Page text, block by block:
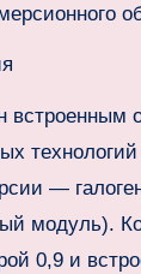
встроенным
—
модуль).
0,9 и